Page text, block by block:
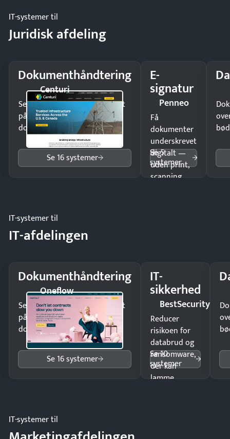
IT-systemer til
Juridisk afdeling
Dokumenthåndtering
Centuri
Send kontrakter til underskrift
på minutter og mist ingen
dokumenter.
Se 16 systemer
E-
signatur
Penneo
Få
dokumenter
underskrevet
digitalt —
uden print,
scanning
Se 5
systemer
IT-systemer til
IT-afdelingen
Dokumenthåndtering
Oneflow
Send kontrakter til underskrift
på minutter og mist ingen
dokumenter.
Se 16 systemer
IT-
sikkerhed
BestSecurity
Reducer
risikoen for
databrud og
ransomware,
der kan
lamme
Se 10
systemer
IT-systemer til